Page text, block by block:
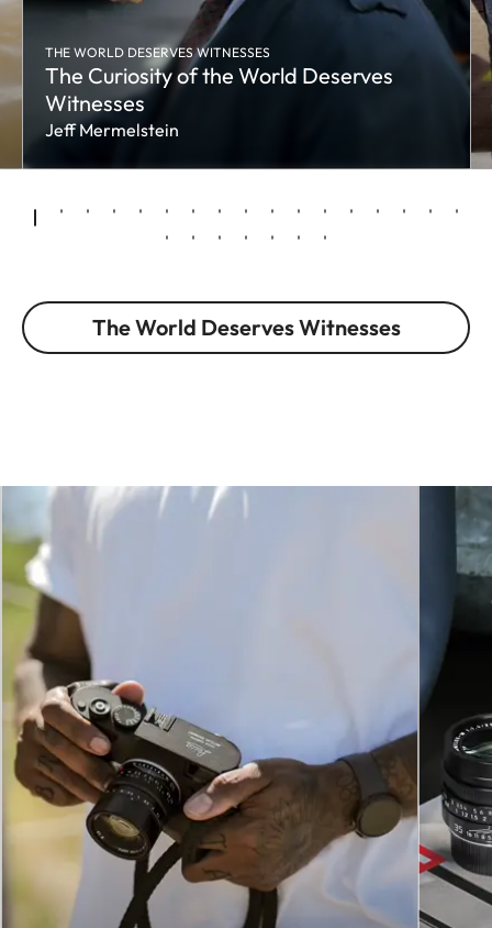
THE WORLD DESERVES WITNESSES
The Curiosity of the World Deserves
Witnesses
Jeff Mermelstein
The World Deserves Witnesses